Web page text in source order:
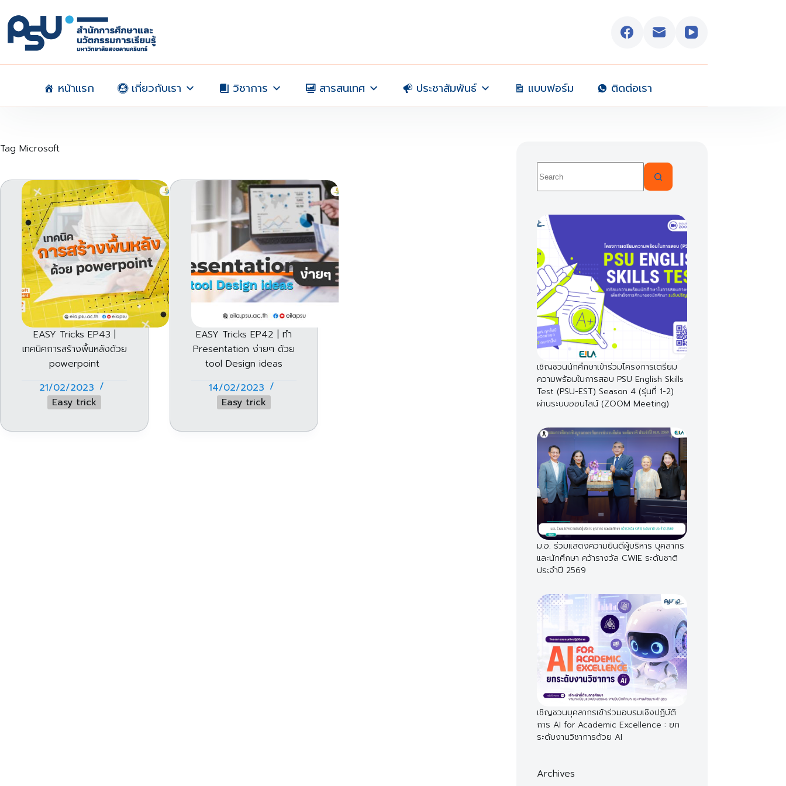
to
content
หน้าแรก เกี่ยวกับเรา วิชาการ สารสนเทศ ประชาสัมพันธ์ แบบฟอร์ม ติดต่อเรา
Tag Microsoft
EASY Tricks EP43 |
เทคนิคการสร้างพื้นหลังด้วย
powerpoint
21/02/2023
Easy trick
EASY Tricks EP42 | ทำ
Presentation ง่ายๆ ด้วย
tool Design ideas
14/02/2023
Easy trick
results
เชิญชวนนักศึกษาเข้าร่วมโครงการเตรียม
ความพร้อมในการสอบ PSU English Skills
Test (PSU-EST) Season 4 (รุ่นที่ 1-2)
ผ่านระบบออนไลน์ (ZOOM Meeting)
ม.อ. ร่วมแสดงความยินดีผู้บริหาร บุคลากร
และนักศึกษา คว้ารางวัล CWIE ระดับชาติ
ประจำปี 2569
เชิญชวนบุคลากรเข้าร่วมอบรมเชิงปฏิบัติ
การ AI for Academic Excellence : ยก
ระดับงานวิชาการด้วย AI
Archives